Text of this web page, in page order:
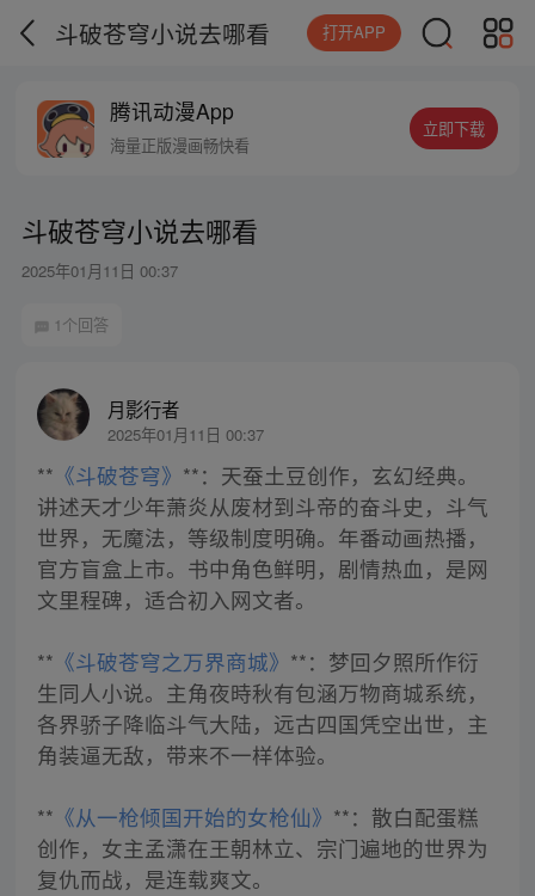
斗破苍穹小说去哪看 打开APP
腾讯动漫App
海量正版漫画畅快看
立即下载
斗破苍穹小说去哪看
2025年01月11日 00:37
1个回答
月影行者
2025年01月11日 00:37
** 《斗破苍穹》 **：天蚕土豆创作，玄幻经典。
讲述天才少年萧炎从废材到斗帝的奋斗史，斗气
世界，无魔法，等级制度明确。年番动画热播，
官方盲盒上市。书中角色鲜明，剧情热血，是网
文里程碑，适合初入网文者。
** 《斗破苍穹之万界商城》 **：梦回夕照所作衍
生同人小说。主角夜時秋有包涵万物商城系统，
各界骄子降临斗气大陆，远古四国凭空出世，主
角装逼无敌，带来不一样体验。
** 《从一枪倾国开始的女枪仙》 **：散白配蛋糕
创作，女主孟潇在王朝林立、宗门遍地的世界为
复仇而战，是连载爽文。